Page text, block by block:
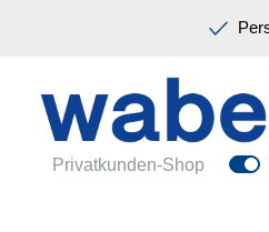
Privatkunden-Shop
Ordnen &
Papiere &